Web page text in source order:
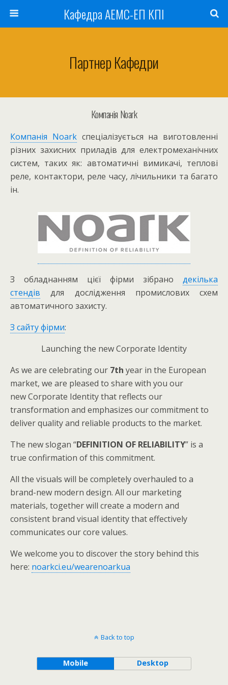
Кафедра АЕМС-ЕП КПІ
Партнер Кафедри
Компанія Noark
Компанія Noarkспеціалізується на виготовленні
різних захисних приладів для електромеханічних
систем, таких як: автоматичні вимикачі, теплові
реле, контактори, реле часу, лічильники та багато
ін.
З обладнанням цієї фірми зібрано декілька
стендів для дослідження промислових схем
автоматичного захисту.
З сайту фірми:
Launching the new Corporate Identity
As we are celebrating our 7th year in the European
market, we are pleased to share with you our
new Corporate Identity that reflects our
transformation and emphasizes our commitment to
deliver quality and reliable products to the market.
The new slogan “DEFINITION OF RELIABILITY” is a
true confirmation of this commitment.
All the visuals will be completely overhauled to a
brand-new modern design. All our marketing
materials, together will create a modern and
consistent brand visual identity that effectively
communicates our core values.
We welcome you to discover the story behind this
here: noarkci.eu/wearenoarkua
Back to top
Mobile Desktop